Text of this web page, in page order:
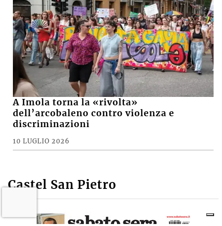
A Imola torna la «rivolta»
dell’arcobaleno contro violenza e
discriminazioni
10 LUGLIO 2026
Castel San Pietro